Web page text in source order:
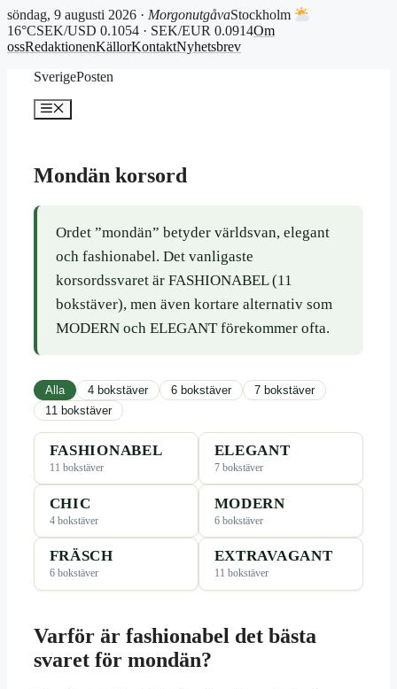
söndag, 9 augusti 2026 · MorgonutgåvaStockholm
16°CSEK/USD 0.1054 · SEK/EUR 0.0914Om
ossRedaktionenKällorKontaktNyhetsbrev
SverigePosten
Meny
Mondän korsord
Ordet ”mondän” betyder världsvan, elegant
och fashionabel. Det vanligaste
korsordssvaret är FASHIONABEL (11
bokstäver), men även kortare alternativ som
MODERN och ELEGANT förekommer ofta.
Alla 4 bokstäver 6 bokstäver
7 bokstäver
11 bokstäver
FASHIONABEL
11 bokstäver
ELEGANT
7 bokstäver
CHIC
4 bokstäver
MODERN
6 bokstäver
FRÄSCH
6 bokstäver
EXTRAVAGANT
11 bokstäver
Varför är fashionabel det bästa
svaret för mondän?